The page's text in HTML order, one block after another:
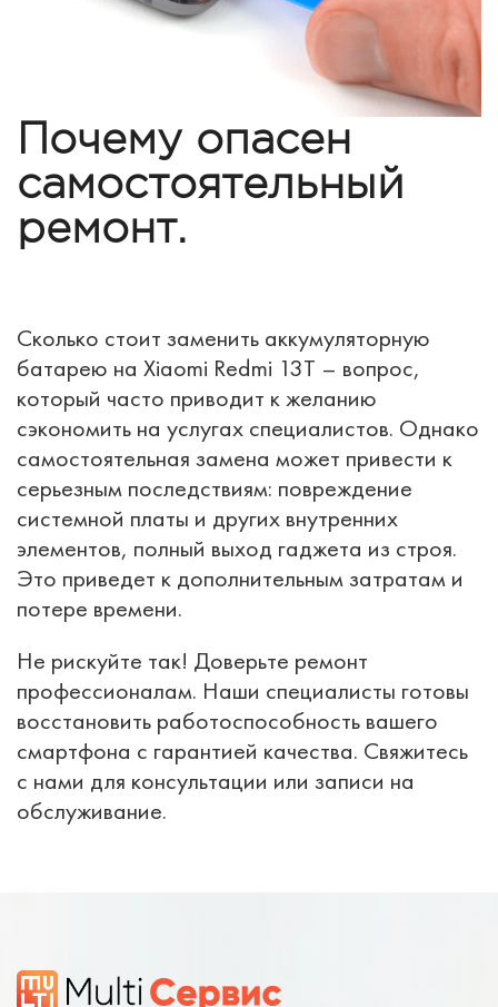
Почему опасен
самостоятельный
ремонт.
Сколько стоит заменить аккумуляторную
батарею на Xiaomi Redmi 13T – вопрос,
который часто приводит к желанию
сэкономить на услугах специалистов. Однако
самостоятельная замена может привести к
серьезным последствиям: повреждение
системной платы и других внутренних
элементов, полный выход гаджета из строя.
Это приведет к дополнительным затратам и
потере времени.
Не рискуйте так! Доверьте ремонт
профессионалам. Наши специалисты готовы
восстановить работоспособность вашего
смартфона с гарантией качества. Свяжитесь
с нами для консультации или записи на
обслуживание.